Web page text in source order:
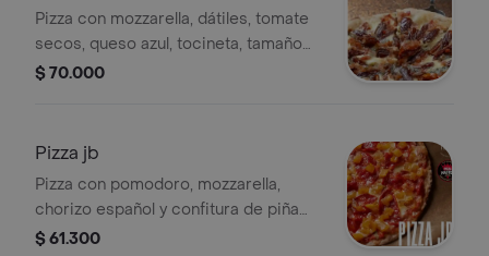
Pizza con mozzarella, dátiles, tomate
secos, queso azul, tocineta, tamaño
26 cm.
$ 70.000
Pizza jb
Pizza con pomodoro, mozzarella,
chorizo español y confitura de piña
natural, tamaño a elección.
$ 61.300